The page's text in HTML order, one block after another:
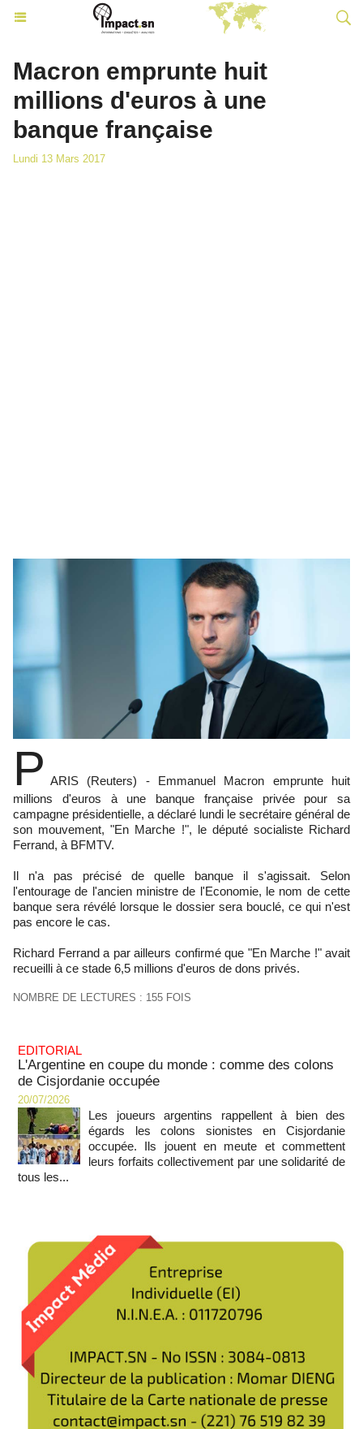
Macron emprunte huit
millions d'euros à une
banque française
Lundi 13 Mars 2017
P ARIS (Reuters) - Emmanuel Macron emprunte huit
millions d'euros à une banque française privée pour sa
campagne présidentielle, a déclaré lundi le secrétaire général de
son mouvement, "En Marche !", le député socialiste Richard
Ferrand, à BFMTV.
Il n'a pas précisé de quelle banque il s'agissait. Selon
l'entourage de l'ancien ministre de l'Economie, le nom de cette
banque sera révélé lorsque le dossier sera bouclé, ce qui n'est
pas encore le cas.
Richard Ferrand a par ailleurs confirmé que "En Marche !" avait
recueilli à ce stade 6,5 millions d'euros de dons privés.
NOMBRE DE LECTURES : 155 FOIS
EDITORIAL
L'Argentine en coupe du monde : comme des colons
de Cisjordanie occupée
20/07/2026
Les joueurs argentins rappellent à bien des
égards les colons sionistes en Cisjordanie
occupée. Ils jouent en meute et commettent
leurs forfaits collectivement par une solidarité de
tous les...